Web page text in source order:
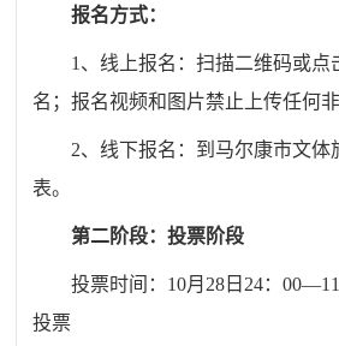
报名方式：
1、线上报名：扫描二维码或点
名；报名视频和图片禁止上传任何
2、线下报名：到马尔康市文体
表。
第二阶段：投票阶段
投票时间：10月28日24：
投票